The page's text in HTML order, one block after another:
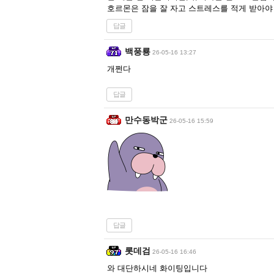
호르몬은 잠을 잘 자고 스트레스를 적게 받아
답글
백풍룡 26-05-16 13:27
개쩐다
답글
만수동박군 26-05-16 15:59
답글
롯데검 26-05-16 16:46
와 대단하시네 화이팅입니다